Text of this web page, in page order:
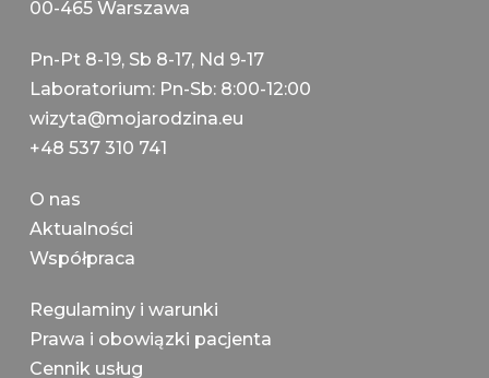
00-465 Warszawa
Pn-Pt 8-19, Sb 8-17, Nd 9-17
Laboratorium: Pn-Sb: 8:00-12:00
wizyta@mojarodzina.eu
+48 537 310 741
О nas
Aktualności
Współpraca
Regulaminy i warunki
Prawa i obowiązki pacjenta
Cennik usług